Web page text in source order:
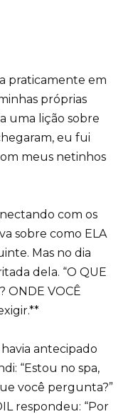
praticamente em
próprias
uma lição sobre
eu fui
meus netinhos
com os
sobre como ELA
Mas no dia
dela. “O QUE
ONDE VOCÊ
antecipado
“Estou no spa,
você pergunta?”
respondeu: “Por